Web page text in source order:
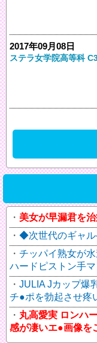
2017年09月08日
ステラ女学院高等科
美女が早漏君を治
◆次世代のギャ
チッパイ熟女が
ハードピストン手
JULIA Jカップ爆
チ●ポを勃起させ疼
丸高愛実 ロンハ
感が凄いエ●画像を